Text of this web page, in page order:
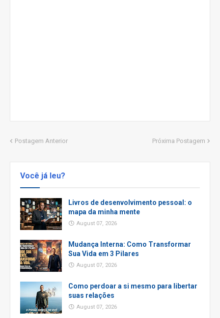
Postagem Anterior Próxima Postagem
Você já leu?
Livros de desenvolvimento pessoal: o
mapa da minha mente
August 07, 2026
Mudança Interna: Como Transformar
Sua Vida em 3 Pilares
August 07, 2026
Como perdoar a si mesmo para libertar
suas relações
August 07, 2026